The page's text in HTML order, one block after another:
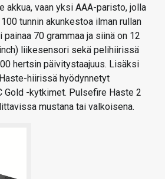
akkua, vaan yksi AAA-paristo, jolla
tunnin akunkestoa ilman rullan
painaa 70 grammaa ja siinä on 12
liikesensori sekä pelihiirissä
hertsin päivitystaajuus. Lisäksi
hiirissä hyödynnetyt
Gold -kytkimet. Pulsefire Haste 2
mustana tai valkoisena.